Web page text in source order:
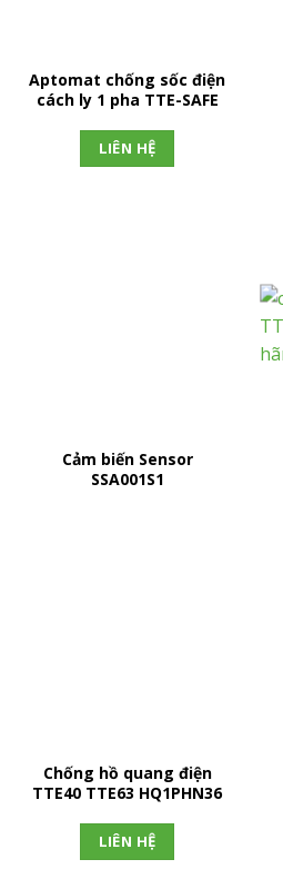
Aptomat chống sốc điện
cách ly 1 pha TTE-SAFE
LIÊN HỆ
Cảm biến Sensor
SSA001S1
Chống hồ quang điện
TTE40 TTE63 HQ1PHN36
LIÊN HỆ